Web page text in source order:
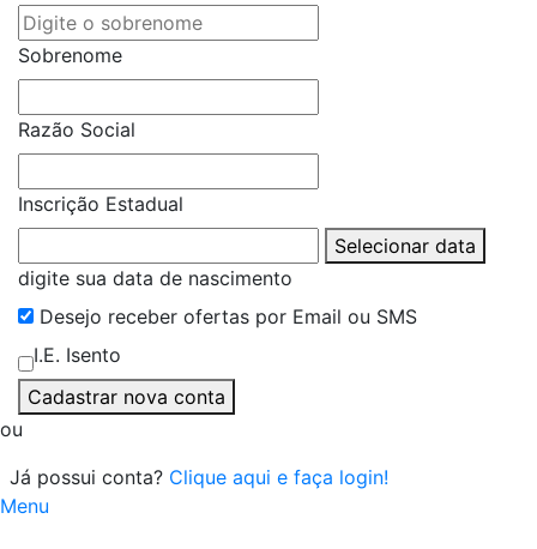
Sobrenome
Razão Social
Inscrição Estadual
Selecionar data
digite sua data de nascimento
Desejo receber ofertas por Email ou SMS
I.E. Isento
Cadastrar nova conta
ou
Já possui conta? Clique aqui e faça login!
Menu